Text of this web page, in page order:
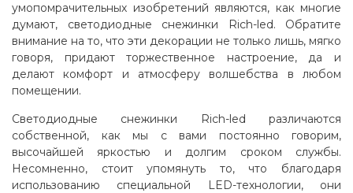
умопомрачительных изобретений являются, как многие
думают, светодиодные снежинки Rich-led. Обратите
внимание на то, что эти декорации не только лишь, мягко
говоря, придают торжественное настроение, да и
делают комфорт и атмосферу волшебства в любом
помещении.
Светодиодные снежинки Rich-led различаются
собственной, как мы с вами постоянно говорим,
высочайшей яркостью и долгим сроком службы.
Несомненно, стоит упомянуть то, что благодаря
использованию специальной LED-технологии, они